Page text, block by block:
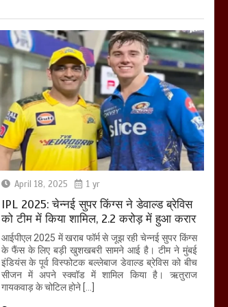
April 18, 2025 1 yr
IPL 2025: चेन्नई सुपर किंग्स ने डेवाल्ड ब्रेविस
को टीम में किया शामिल, 2.2 करोड़ में हुआ करार
आईपीएल 2025 में खराब फॉर्म से जूझ रही चेन्नई सुपर किंग्स
के फैंस के लिए बड़ी खुशखबरी सामने आई है। टीम ने मुंबई
इंडियंस के पूर्व विस्फोटक बल्लेबाज डेवाल्ड ब्रेविस को बीच
सीजन में अपने स्क्वॉड में शामिल किया है। ऋतुराज
गायकवाड़ के चोटिल होने […]